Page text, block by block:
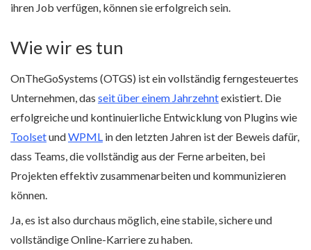
ihren Job verfügen, können sie erfolgreich sein.
Wie wir es tun
OnTheGoSystems (OTGS) ist ein vollständig ferngesteuertes
Unternehmen, das seit über einem Jahrzehntexistiert. Die
erfolgreiche und kontinuierliche Entwicklung von Plugins wie
ToolsetundWPML in den letzten Jahren ist der Beweis dafür,
dass Teams, die vollständig aus der Ferne arbeiten, bei
Projekten effektiv zusammenarbeiten und kommunizieren
können.
Ja, es ist also durchaus möglich, eine stabile, sichere und
vollständige Online-Karriere zu haben.